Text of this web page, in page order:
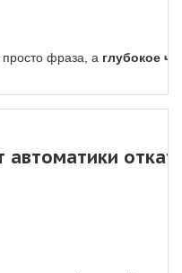
просто фраза, а глубокое
автоматики